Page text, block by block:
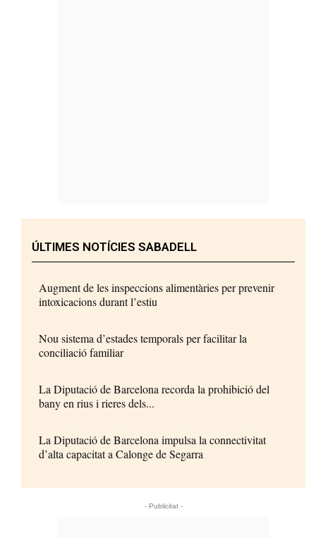
ÚLTIMES NOTÍCIES SABADELL
Augment de les inspeccions alimentàries per prevenir
intoxicacions durant l’estiu
Nou sistema d’estades temporals per facilitar la
conciliació familiar
La Diputació de Barcelona recorda la prohibició del
bany en rius i rieres dels...
La Diputació de Barcelona impulsa la connectivitat
d’alta capacitat a Calonge de Segarra
- Publicitat -